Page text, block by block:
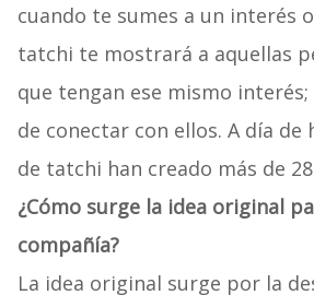
cuando te sumes a un interés
tatchi te mostrará a aquellas
que tengan ese mismo interés;
de conectar con ellos. A día de
de tatchi han creado más de
¿Cómo surge la idea original
compañía?
La idea original surge por la